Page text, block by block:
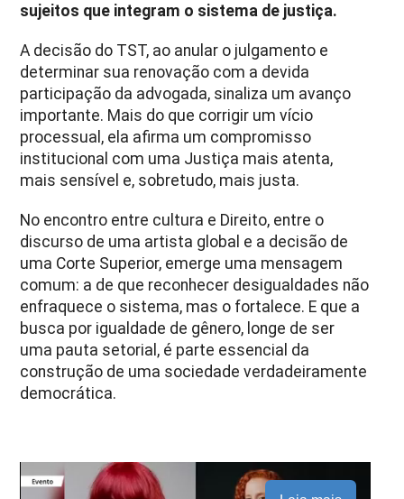
sujeitos que integram o sistema de justiça.
A decisão do TST, ao anular o julgamento e
determinar sua renovação com a devida
participação da advogada, sinaliza um avanço
importante. Mais do que corrigir um vício
processual, ela afirma um compromisso
institucional com uma Justiça mais atenta,
mais sensível e, sobretudo, mais justa.
No encontro entre cultura e Direito, entre o
discurso de uma artista global e a decisão de
uma Corte Superior, emerge uma mensagem
comum: a de que reconhecer desigualdades não
enfraquece o sistema, mas o fortalece. E que a
busca por igualdade de gênero, longe de ser
uma pauta setorial, é parte essencial da
construção de uma sociedade verdadeiramente
democrática.